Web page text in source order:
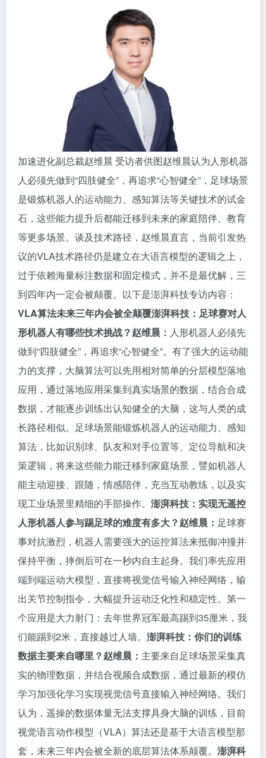
加速进化副总裁赵维晨 受访者供图赵维晨认为人形机器
人必须先做到“四肢健全”，再追求“心智健全”，足球场景
是锻炼机器人的运动能力、感知算法等关键技术的试金
石，这些能力提升后都能迁移到未来的家庭陪伴、教育
等更多场景。谈及技术路径，赵维晨直言，当前引发热
议的VLA技术路径仍是建立在大语言模型的逻辑之上，
过于依赖海量标注数据和固定模式，并不是最优解，三
到四年内一定会被颠覆。以下是澎湃科技专访内容：
VLA算法未来三年内会被全颠覆澎湃科技：足球赛对人
形机器人有哪些技术挑战？赵维晨： 人形机器人必须先
做到“四肢健全”，再追求“心智健全”。有了强大的运动能
力的支撑，大脑算法可以先用相对简单的分层模型落地
应用，通过落地应用采集到真实场景的数据，结合合成
数据，才能逐步训练出认知健全的大脑，这与人类的成
长路径相似。足球场景能锻炼机器人的运动能力、感知
算法，比如识别球、队友和对手位置等、定位导航和决
策逻辑，将来这些能力能迁移到家庭场景，譬如机器人
能主动迎接、跟随，情感陪伴，充当互动教练，以及实
现工业场景里精细的手部操作。 澎湃科技：实现无遥控
人形机器人参与踢足球的难度有多大？赵维晨： 足球赛
事对抗激烈，机器人需要强大的运控算法来抵御冲撞并
保持平衡，摔倒后可在一秒内自主起身。我们率先应用
端到端运动大模型，直接将视觉信号输入神经网络，输
出关节控制指令，大幅提升运动泛化性和稳定性。第一
个应用是大力射门：去年世界冠军最高踢到35厘米，我
们能踢到2米，直接越过人墙。 澎湃科技：你们的训练
数据主要来自哪里？赵维晨： 主要来自足球场景采集真
实的物理数据，并结合视频合成数据，通过最新的模仿
学习加强化学习实现视觉信号直接输入神经网络。我们
认为，遥操的数据体量无法支撑具身大脑的训练，目前
视觉语言动作模型（VLA）算法还是基于大语言模型那
套，未来三年内会被全新的底层算法体系颠覆。 澎湃科